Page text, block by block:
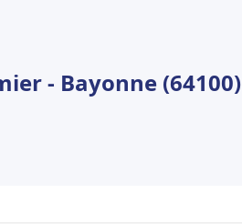
- Bayonne (64100)